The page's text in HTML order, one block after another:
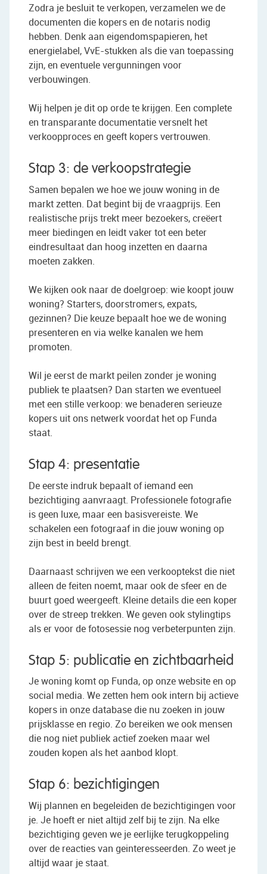
Zodra je besluit te verkopen, verzamelen we de
documenten die kopers en de notaris nodig
hebben. Denk aan eigendomspapieren, het
energielabel, VvE-stukken als die van toepassing
zijn, en eventuele vergunningen voor
verbouwingen.
Wij helpen je dit op orde te krijgen. Een complete
en transparante documentatie versnelt het
verkoopproces en geeft kopers vertrouwen.
Stap 3: de verkoopstrategie
Samen bepalen we hoe we jouw woning in de
markt zetten. Dat begint bij de vraagprijs. Een
realistische prijs trekt meer bezoekers, creëert
meer biedingen en leidt vaker tot een beter
eindresultaat dan hoog inzetten en daarna
moeten zakken.
We kijken ook naar de doelgroep: wie koopt jouw
woning? Starters, doorstromers, expats,
gezinnen? Die keuze bepaalt hoe we de woning
presenteren en via welke kanalen we hem
promoten.
Wil je eerst de markt peilen zonder je woning
publiek te plaatsen? Dan starten we eventueel
met een stille verkoop: we benaderen serieuze
kopers uit ons netwerk voordat het op Funda
staat.
Stap 4: presentatie
De eerste indruk bepaalt of iemand een
bezichtiging aanvraagt. Professionele fotografie
is geen luxe, maar een basisvereiste. We
schakelen een fotograaf in die jouw woning op
zijn best in beeld brengt.
Daarnaast schrijven we een verkooptekst die niet
alleen de feiten noemt, maar ook de sfeer en de
buurt goed weergeeft. Kleine details die een koper
over de streep trekken. We geven ook stylingtips
als er voor de fotosessie nog verbeterpunten zijn.
Stap 5: publicatie en zichtbaarheid
Je woning komt op Funda, op onze website en op
social media. We zetten hem ook intern bij actieve
kopers in onze database die nu zoeken in jouw
prijsklasse en regio. Zo bereiken we ook mensen
die nog niet publiek actief zoeken maar wel
zouden kopen als het aanbod klopt.
Stap 6: bezichtigingen
Wij plannen en begeleiden de bezichtigingen voor
je. Je hoeft er niet altijd zelf bij te zijn. Na elke
bezichtiging geven we je eerlijke terugkoppeling
over de reacties van geinteresseerden. Zo weet je
altijd waar je staat.